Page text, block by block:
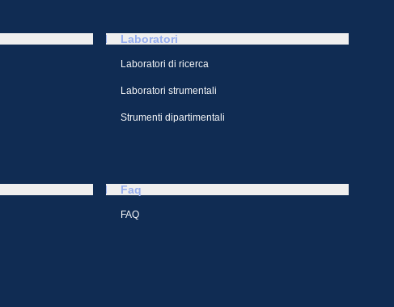
Laboratori
Laboratori di ricerca
Laboratori strumentali
Strumenti dipartimentali
Faq
FAQ